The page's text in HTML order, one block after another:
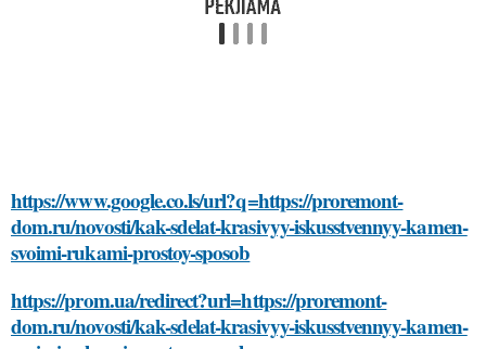
https://www.google.co.ls/url?q=https://proremont-
dom.ru/novosti/kak-sdelat-krasivyy-iskusstvennyy-kamen-
svoimi-rukami-prostoy-sposob
https://prom.ua/redirect?url=https://proremont-
dom.ru/novosti/kak-sdelat-krasivyy-iskusstvennyy-kamen-